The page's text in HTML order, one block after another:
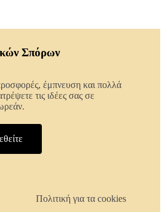
Σπόρων
έμπνευση και πολλά
τις ιδέες σας σε
Πολιτική για τα cookies